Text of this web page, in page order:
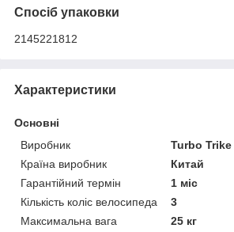
Спосіб упаковки
2145221812
Характеристики
Основні
Виробник
Turbo Trike
Країна виробник
Китай
Гарантійний термін
1 міс
Кількість коліс велосипеда
3
Максимальна вага
25 кг